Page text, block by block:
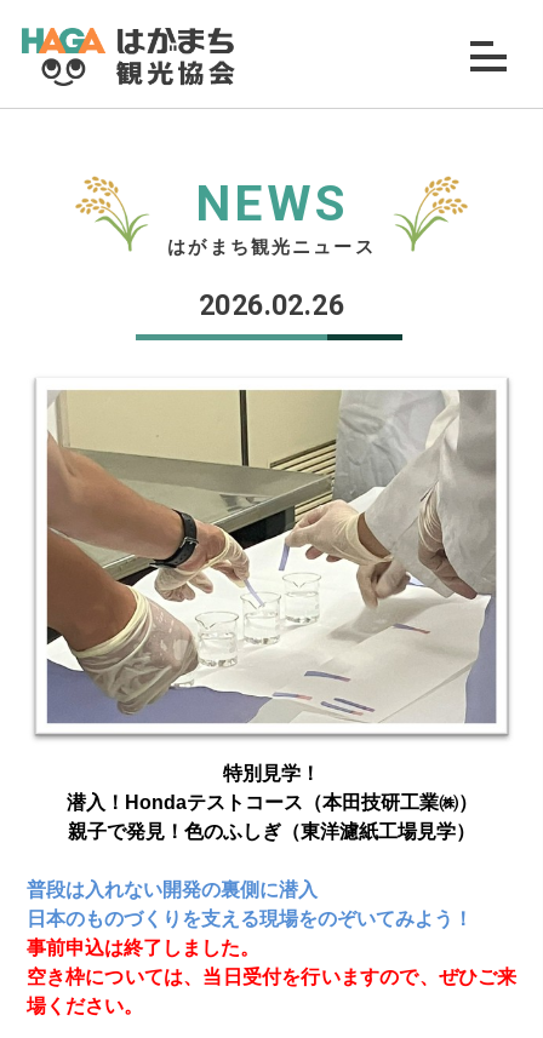
NEWS
はがまち観光ニュース
2026.02.26
特別見学！
潜入！Hondaテストコース（本田技研工業㈱）
親子で発見！色のふしぎ（東洋濾紙工場見学）
普段は入れない開発の裏側に潜入
日本のものづくりを支える現場をのぞいてみよう！
事前申込は終了しました。
空き枠については、当日受付を行いますので、ぜひご来
場ください。